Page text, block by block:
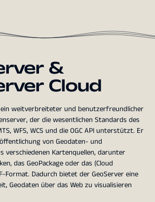
&
Cloud
ein weitverbreiteter und benutzerfreundlicher
der die wesentlichen Standards des
WFS, WCS und die OGC API unterstützt. Er
von Geodaten- und
verschiedenen Kartenquellen, darunter
das GeoPackage oder das (Cloud
Format. Dadurch bietet der GeoServer eine
Geodaten über das Web zu visualisieren